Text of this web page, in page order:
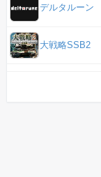
デルタルーン
大戦略SSB2